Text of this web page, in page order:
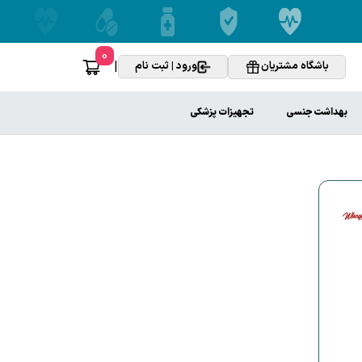
باشگاه مشتریان ورود | ثبت نام |
0
بهداشت جنسی تجهیزات پزشکی